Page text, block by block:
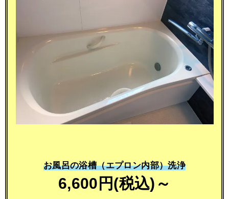
お風呂の浴槽（エプロン内部）洗浄
6,600円(税込)～